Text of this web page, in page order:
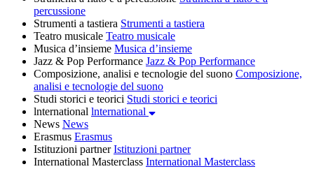
percussione
Strumenti a tastiera Strumenti a tastiera
Teatro musicale Teatro musicale
Musica d’insieme Musica d’insieme
Jazz & Pop Performance Jazz & Pop Performance
Composizione, analisi e tecnologie del suono Composizione,
analisi e tecnologie del suono
Studi storici e teorici Studi storici e teorici
lnternational lnternational
News News
Erasmus Erasmus
Istituzioni partner Istituzioni partner
International Masterclass International Masterclass